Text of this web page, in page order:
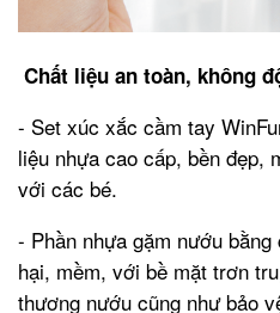
Chất liệu an toàn, không
- Set xúc xắc cầm tay
liệu nhựa cao cấp, bền đẹp,
với các bé.
- Phần nhựa gặm nướu
hại, mềm, với bề mặt trơn
thương nướu cũng như bảo